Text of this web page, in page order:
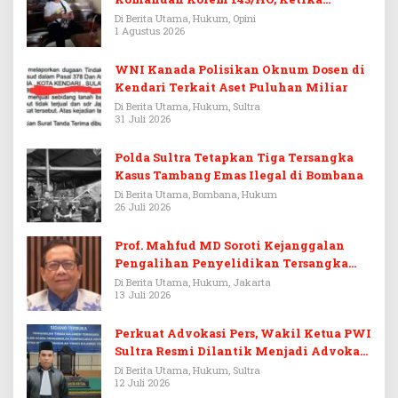
Warisan Menjadi Arena Pemerasan
Di Berita Utama, Hukum, Opini
1 Agustus 2026
WNI Kanada Polisikan Oknum Dosen di
Kendari Terkait Aset Puluhan Miliar
Di Berita Utama, Hukum, Sultra
31 Juli 2026
Polda Sultra Tetapkan Tiga Tersangka
Kasus Tambang Emas Ilegal di Bombana
Di Berita Utama, Bombana, Hukum
26 Juli 2026
Prof. Mahfud MD Soroti Kejanggalan
Pengalihan Penyelidikan Tersangka
Febrie Adriansyah
Di Berita Utama, Hukum, Jakarta
13 Juli 2026
Perkuat Advokasi Pers, Wakil Ketua PWI
Sultra Resmi Dilantik Menjadi Advokat
PERADI
Di Berita Utama, Hukum, Sultra
12 Juli 2026